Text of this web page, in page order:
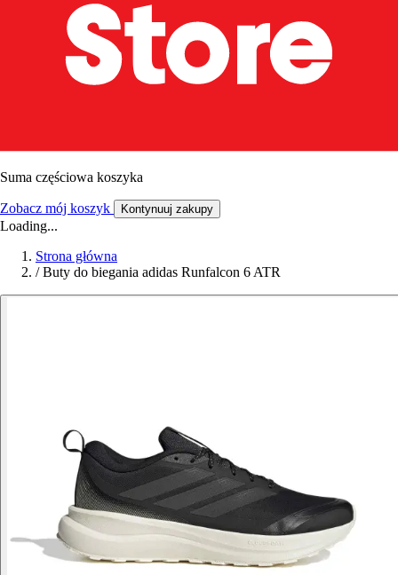
Suma częściowa koszyka
Zobacz mój koszyk Kontynuuj zakupy
Loading...
Strona główna
/ Buty do biegania adidas Runfalcon 6 ATR